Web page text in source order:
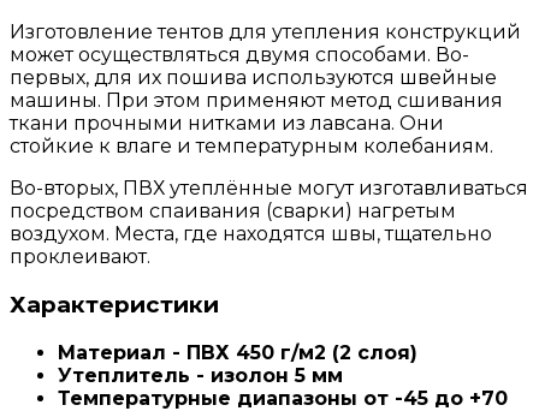
Изготовление тентов для утепления конструкций
может осуществляться двумя способами. Во-
первых, для их пошива используются швейные
машины. При этом применяют метод сшивания
ткани прочными нитками из лавсана. Они
стойкие к влаге и температурным колебаниям.
Во-вторых, ПВХ утеплённые могут изготавливаться
посредством спаивания (сварки) нагретым
воздухом. Места, где находятся швы, тщательно
проклеивают.
Характеристики
Материал - ПВХ 450 г/м2 (2 слоя)
Утеплитель - изолон 5 мм
Температурные диапазоны от -45 до +70